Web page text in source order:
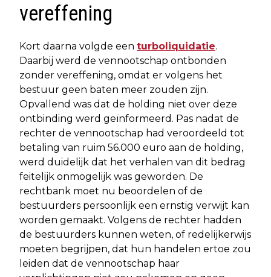
vereffening
Kort daarna volgde een turboliquidatie.
Daarbij werd de vennootschap ontbonden
zonder vereffening, omdat er volgens het
bestuur geen baten meer zouden zijn.
Opvallend was dat de holding niet over deze
ontbinding werd geïnformeerd. Pas nadat de
rechter de vennootschap had veroordeeld tot
betaling van ruim 56.000 euro aan de holding,
werd duidelijk dat het verhalen van dit bedrag
feitelijk onmogelijk was geworden. De
rechtbank moet nu beoordelen of de
bestuurders persoonlijk een ernstig verwijt kan
worden gemaakt. Volgens de rechter hadden
de bestuurders kunnen weten, of redelijkerwijs
moeten begrijpen, dat hun handelen ertoe zou
leiden dat de vennootschap haar